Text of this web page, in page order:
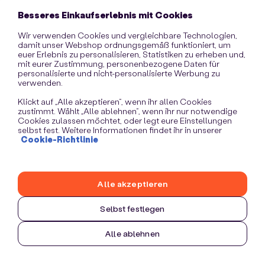
information).
Besseres Einkaufserlebnis mit Cookies
Wir verwenden Cookies und vergleichbare Technologien,
damit unser Webshop ordnungsgemäß funktioniert, um
euer Erlebnis zu personalisieren, Statistiken zu erheben und,
mit eurer Zustimmung, personenbezogene Daten für
personalisierte und nicht-personalisierte Werbung zu
verwenden.
Klickt auf „Alle akzeptieren“, wenn ihr allen Cookies
zustimmt. Wählt „Alle ablehnen“, wenn ihr nur notwendige
Cookies zulassen möchtet, oder legt eure Einstellungen
selbst fest. Weitere Informationen findet ihr in unserer
Cookie-Richtlinie
Selbst festlegen
Alle ablehnen
Alle akzeptieren